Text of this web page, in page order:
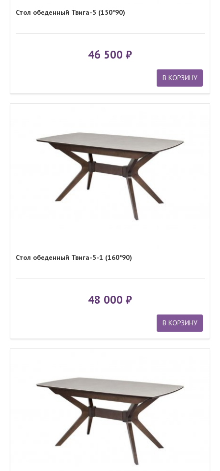
Стол обеденный Твига-5 (150*90)
46 500
В КОРЗИНУ
Стол обеденный Твига-5-1 (160*90)
48 000
В КОРЗИНУ